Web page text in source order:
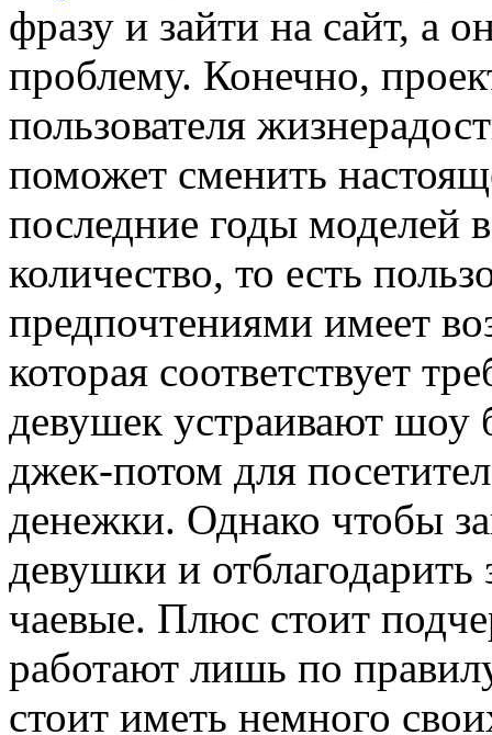
фразу и зайти на сайт, а
проблему. Конечно,
пользователя
поможет сменить
последние годы моделей
количество, то есть
предпочтениями имеет
которая соответствует
девушек устраивают шоу
джек-потом для
денежки. Однако чтобы
девушки и отблагодарить
чаевые. Плюс стоит
работают лишь по
стоит иметь немного